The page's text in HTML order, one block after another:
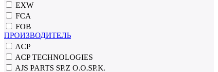
EXW
FCA
FOB
ПРОИЗВОДИТЕЛЬ
ACP
ACP TECHNOLOGIES
AJS PARTS SP.Z O.O.SP.K.